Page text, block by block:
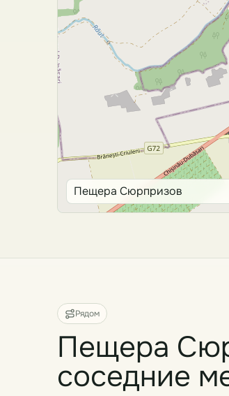
Пещера Сюрпризов
Рядом
Пещера
соседние